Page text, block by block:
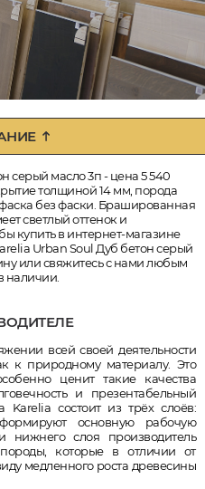
серый масло 3п - цена 5 540
толщиной 14 мм, порода
без фаски. Брашированная
светлый оттенок и
купить в интернет-магазине
Urban Soul Дуб бетон серый
или свяжитесь с нами любым
наличии.
всей своей деятельности
к природному материалу. Это
ценит такие качества
и презентабельный
состоит из трёх слоёв:
основную рабочую
нижнего слоя производитель
которые в отличии от
медленного роста древесины